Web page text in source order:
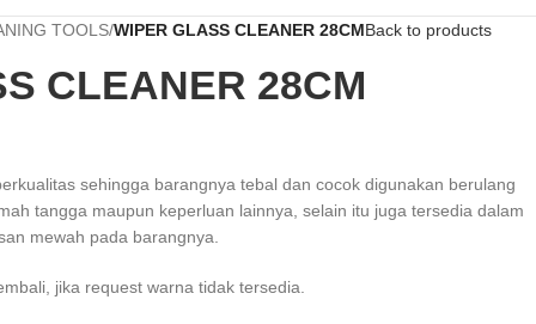
TOOLS/WIPER GLASS CLEANER 28CMBack to products
CLEANER 28CM
sehingga barangnya tebal dan cocok digunakan berulang
tangga maupun keperluan lainnya, selain itu juga tersedia dalam
mewah pada barangnya.
jika request warna tidak tersedia.